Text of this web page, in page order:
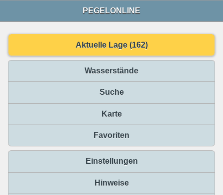
PEGELONLINE
Aktuelle Lage (162)
Wasserstände
Suche
Karte
Favoriten
Einstellungen
Hinweise